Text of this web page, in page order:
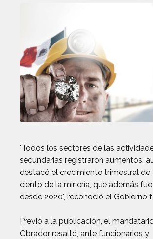
"Todos los sectores de las
secundarias registraron aumentos,
destacó el crecimiento trimestral de
ciento de la minería, que además
desde 2020", reconoció el Gobierno
Previó a la publicación, el
Obrador resaltó, ante funcionarios y